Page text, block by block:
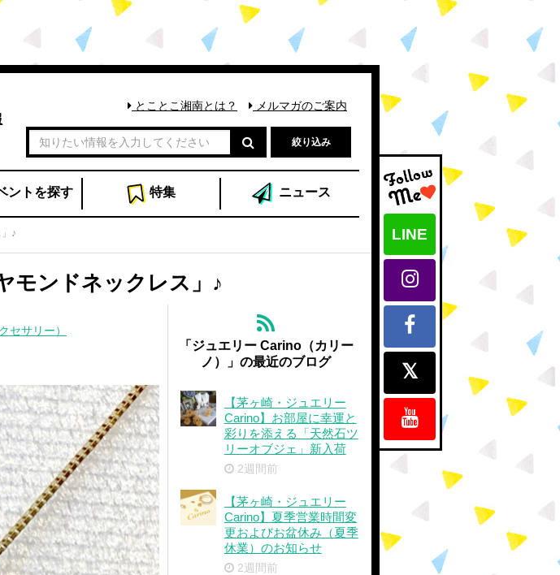
LINE
とことこ湘南とは？
メルマガのご案内
絞り込み
ント を探す 特集 ニュース
♪
モンドネックレス」♪
セサリー）
「ジュエリー Carino（カリー
ノ）」の最近のブログ
【茅ヶ崎・ジュエリー
Carino】お部屋に幸運と
彩りを添える「天然石ツ
リーオブジェ」新入荷
2週間前
【茅ヶ崎・ジュエリー
Carino】夏季営業時間変
更およびお盆休み（夏季
休業）のお知らせ
2週間前